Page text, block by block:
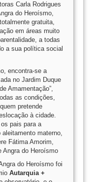
Carla Rodrigues
do Heroísmo,
gratuita,
em áreas muito
a todas
a sua política social
encontra-se a
no Jardim Duque
Amamentação”,
as condições,
pretende
à cidade.
pais para a
materno,
Fátima Amorim,
Angra do Heroísmo
do Heroísmo foi
Autarquia +